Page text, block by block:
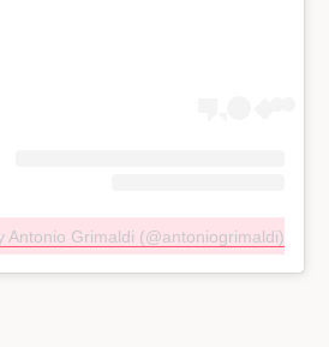
Antonio Grimaldi (@antoniogrimaldi)